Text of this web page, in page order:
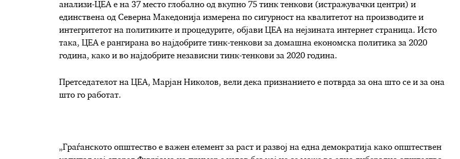
анализи-ЦЕА е на 37 место глобално од вкупно 75 тинк тенкови (истражувачки центри) и
единствена од Северна Македонија измерена по сигурност на квалитетот на производитеи
интегритетот на политикитеи процедурите, објави ЦЕА на нејзината интернет страница. Исто
така, ЦЕА е рангирана во најдобрите тинк-тенкови за домашна економска политика за 2020
година, како и во најдобрите независни тинк-тенкови за 2020 година.
Претседателот на ЦЕА, Марјан Николов, вели дека признанието е потврда за она што се и за она
што го работат.
„Граѓанското општество е важен елемент за раст и развој на една демократија како општествен